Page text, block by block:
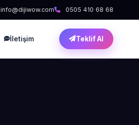
info@dijiwow.com 0505 410 68 68
İletişim Teklif Al